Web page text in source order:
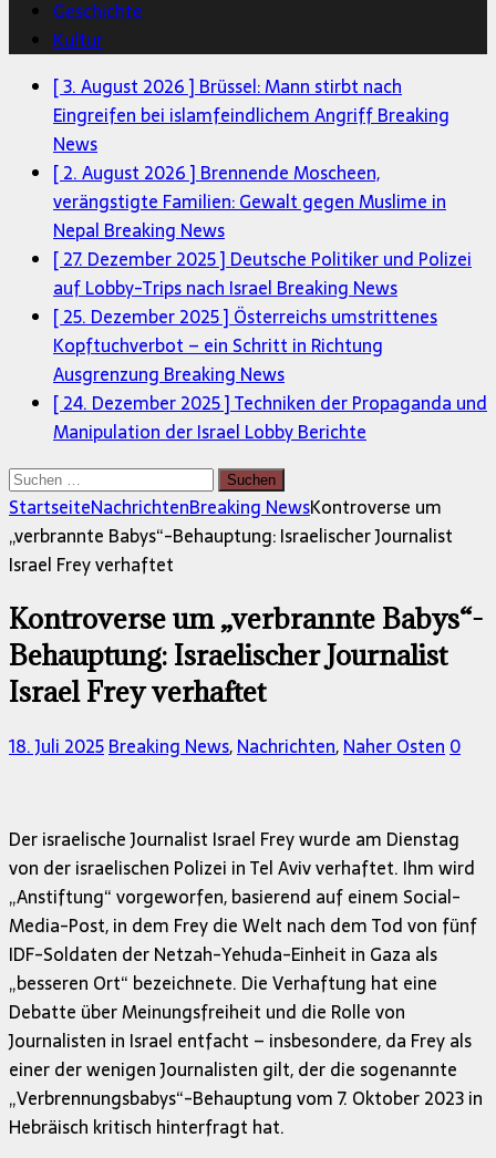
Geschichte
Kultur
[ 3. August 2026 ] Brüssel: Mann stirbt nach
Eingreifen bei islamfeindlichem AngriffBreaking
News
[ 2. August 2026 ] Brennende Moscheen,
verängstigte Familien: Gewalt gegen Muslime in
Nepal Breaking News
[ 27. Dezember 2025 ] Deutsche Politiker und Polizei
auf Lobby-Trips nach Israel Breaking News
[ 25. Dezember 2025 ] Österreichs umstrittenes
Kopftuchverbot – ein Schritt in Richtung
Ausgrenzung Breaking News
[ 24. Dezember 2025 ]Techniken der Propaganda und
Manipulation der Israel LobbyBerichte
Suchen
nach:
StartseiteNachrichtenBreaking NewsKontroverse um
„verbrannte Babys“-Behauptung: Israelischer Journalist
Israel Frey verhaftet
Kontroverse um „verbrannte Babys“-
Behauptung: Israelischer Journalist
Israel Frey verhaftet
18. Juli 2025Breaking News,Nachrichten,Naher Osten0
Der israelische Journalist Israel Frey wurde am Dienstag
von der israelischen Polizei in Tel Aviv verhaftet. Ihm wird
„Anstiftung“ vorgeworfen, basierend auf einem Social-
Media-Post, in dem Frey die Welt nach dem Tod von fünf
IDF-Soldaten der Netzah-Yehuda-Einheit in Gaza als
„besseren Ort“ bezeichnete. Die Verhaftung hat eine
Debatte über Meinungsfreiheit und die Rolle von
Journalisten in Israel entfacht – insbesondere, da Frey als
einer der wenigen Journalisten gilt, der die sogenannte
„Verbrennungsbabys“-Behauptung vom 7. Oktober 2023 in
Hebräisch kritisch hinterfragt hat.